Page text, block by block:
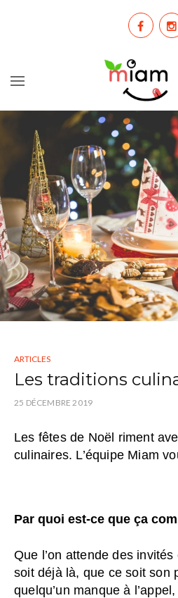
ARTICLES
Les traditions
25 DÉCEMBRE 2019
Les fêtes de Noël riment
culinaires. L’équipe Miam
Par quoi est-ce que ça
Que l’on attende des
soit déjà là, que ce soit son
quelqu’un manque à